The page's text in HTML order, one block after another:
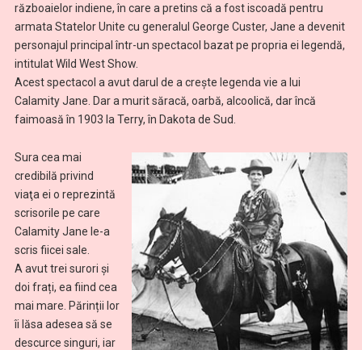
războaielor indiene, în care a pretins că a fost iscoadă pentru
armata Statelor Unite cu generalul George Custer, Jane a devenit
personajul principal într-un spectacol bazat pe propria ei legendă,
intitulat Wild West Show.
Acest spectacol a avut darul de a crește legenda vie a lui
Calamity Jane. Dar a murit săracă, oarbă, alcoolică, dar încă
faimoasă în 1903 la Terry, în Dakota de Sud.
Sura cea mai
credibilă privind
viaţa ei o reprezintă
scrisorile pe care
Calamity Jane le-a
scris fiicei sale.
A avut trei surori și
doi frați, ea fiind cea
mai mare. Părinții lor
îi lăsa adesea să se
descurce singuri, iar